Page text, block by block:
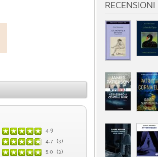
4.9
4.7 (3)
5.0 (3)
RECENSIONI